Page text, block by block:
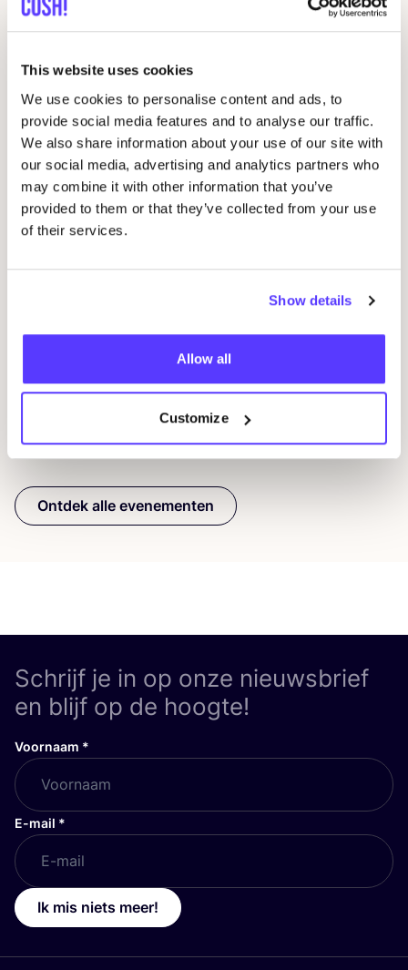
This website uses cookies
We use cookies to personalise content and ads, to
provide social media features and to analyse our traffic.
We also share information about your use of our site with
our social media, advertising and analytics partners who
may combine it with other information that you’ve
provided to them or that they’ve collected from your use
of their services.
Show details
Allow all
Customize
Studio Stik: Duo Workshop Turntas
04
PreviousNext
Ontdek alle evenementen
Schrijf je in op onze nieuwsbrief
en blijf op de hoogte!
Voornaam *
E-mail *
Ik mis niets meer!